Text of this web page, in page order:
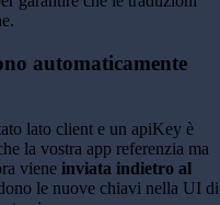
automaticamente
lato client e un apiKey è
la vostra app referenzia ma
viene inviata indietro al
le nuove chiavi nella UI di